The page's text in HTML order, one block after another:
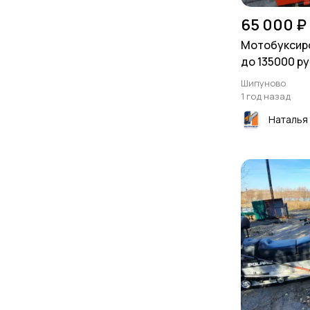
65 000 ₽
до 135000
Шипуново
1 год назад
Наталья